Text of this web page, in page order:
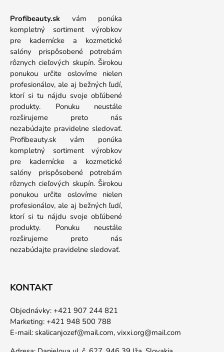
Profibeauty.sk vám ponúka
kompletný sortiment výrobkov
pre kadernícke a kozmetické
salóny prispôsobené potrebám
rôznych cieľových skupín. Širokou
ponukou určite oslovíme nielen
profesionálov, ale aj bežných ľudí,
ktorí si tu nájdu svoje obľúbené
produkty. Ponuku neustále
rozširujeme preto nás
nezabúdajte pravidelne sledovať.
Profibeauty.sk vám ponúka
kompletný sortiment výrobkov
pre kadernícke a kozmetické
salóny prispôsobené potrebám
rôznych cieľových skupín. Širokou
ponukou určite oslovíme nielen
profesionálov, ale aj bežných ľudí,
ktorí si tu nájdu svoje obľúbené
produkty. Ponuku neustále
rozširujeme preto nás
nezabúdajte pravidelne sledovať.
KONTAKT
Objednávky: +421 907 244 821
Marketing: +421 948 500 788
E-mail: skalicanjozef@mail.com, vixxi.org@mail.com